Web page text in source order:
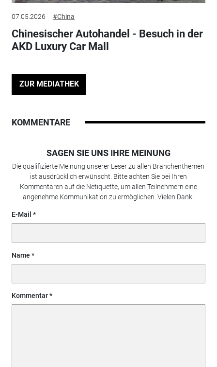
07.05.2026 #China
Chinesischer Autohandel - Besuch in der
AKD Luxury Car Mall
ZUR MEDIATHEK
KOMMENTARE
SAGEN SIE UNS IHRE MEINUNG
Die qualifizierte Meinung unserer Leser zu allen Branchenthemen
ist ausdrücklich erwünscht. Bitte achten Sie bei Ihren
Kommentaren auf die Netiquette, um allen Teilnehmern eine
angenehme Kommunikation zu ermöglichen. Vielen Dank!
E-Mail
Name
Kommentar